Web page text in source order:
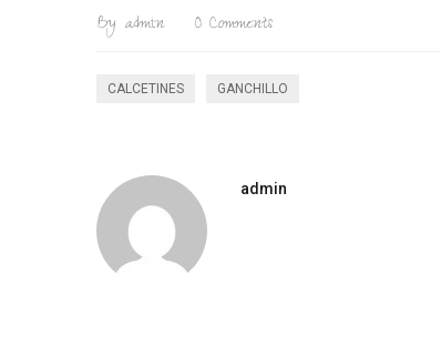
By admin 0 Comments
CALCETINES GANCHILLO
admin